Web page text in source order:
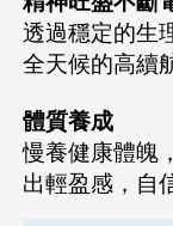
透過穩定的生
全天候的高續
體質養成
慢養健康體魄
出輕盈感，自